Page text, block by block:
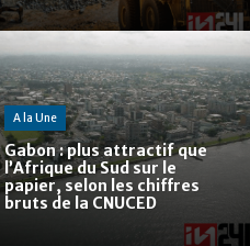
A la Une
Gabon : plus attractif que
l’Afrique du Sud sur le
papier, selon les chiffres
bruts de la CNUCED